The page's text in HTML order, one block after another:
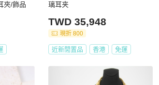
夾/飾品
璃耳夹
TWD 35,948
現折 800
近新閒置品 香港 免運